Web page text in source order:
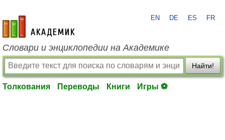
academic.ru
EN DE ES FR
Словари и энциклопедии на Академике
Найти!
Толкования Переводы Книги Игры ⚽